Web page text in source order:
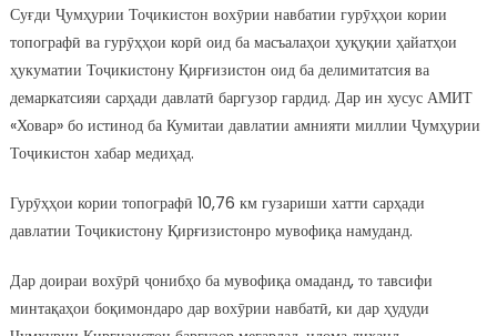
Суғди Ҷумҳурии Тоҷикистон вохӯрии навбатии гурӯҳҳои кории
топографӣ ва гурӯҳҳои корӣ оид ба масъалаҳои ҳуқуқии ҳайатҳои
ҳукуматии Тоҷикистону Қирғизистон оид ба делимитатсия ва
демаркатсияи сарҳади давлатӣ баргузор гардид. Дар ин хусус АМИТ
«Ховар» бо истинод ба Кумитаи давлатии амнияти миллии Ҷумҳурии
Тоҷикистон хабар медиҳад.
Гурӯҳҳои кории топографӣ 10,76 км гузариши хатти сарҳади
давлатии Тоҷикистону Қирғизистонро мувофиқа намуданд.
Дар доираи вохӯрӣ ҷонибҳо ба мувофиқа омаданд, то тавсифи
минтақаҳои боқимондаро дар вохӯрии навбатӣ, ки дар ҳудуди